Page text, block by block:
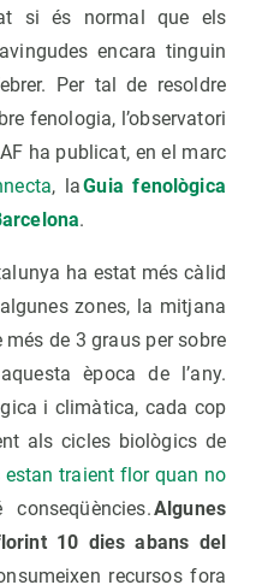
si és normal que els
encara tinguin
Per tal de resoldre
fenologia, l’observatori
ha publicat, en el marc
, laGuia fenològica
.
ha estat més càlid
zones, la mitjana
de 3 graus per sobre
època de l’any.
i climàtica, cada cop
als cicles biològics de
estan traient flor quan no
Algunes
10 dies abans del
recursos fora